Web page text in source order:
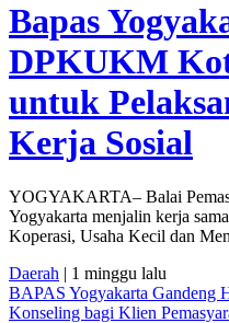
Bapas
DPKUKM
untuk
Kerja Sosial
YOGYAKARTA– Balai
Yogyakarta menjalin kerja
Koperasi, Usaha Kecil dan
Daerah | 1 minggu lalu
BAPAS Yogyakarta Gandeng
Konseling bagi Klien